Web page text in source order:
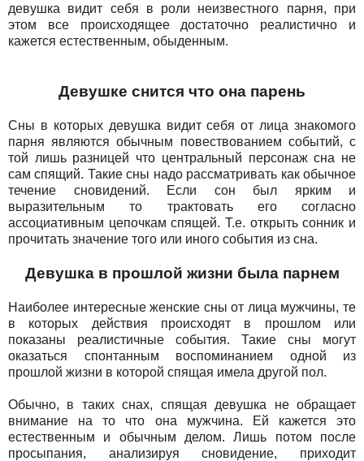
девушка видит себя в роли неизвестного парня, при
этом все происходящее достаточно реалистично и
кажется естественным, обыденным.
Девушке снится что она парень
Сны в которых девушка видит себя от лица знакомого
парня являются обычным повествованием событий, с
той лишь разницей что центральный персонаж сна не
сам спящий. Такие сны надо рассматривать как обычное
течение сновидений. Если сон был ярким и
выразительным то трактовать его согласно
ассоциативным цепочкам спящей. Т.е. открыть сонник и
прочитать значение того или иного события из сна.
Девушка в прошлой жизни была парнем
Наиболее интересные женские сны от лица мужчины, те
в которых действия происходят в прошлом или
показаны реалистичные события. Такие сны могут
оказаться спонтанным воспоминанием одной из
прошлой жизни в которой спящая имела другой пол.
Обычно, в таких снах, спящая девушка не обращает
внимание на то что она мужчина. Ей кажется это
естественным и обычным делом. Лишь потом после
просыпания, анализируя сновидение, приходит